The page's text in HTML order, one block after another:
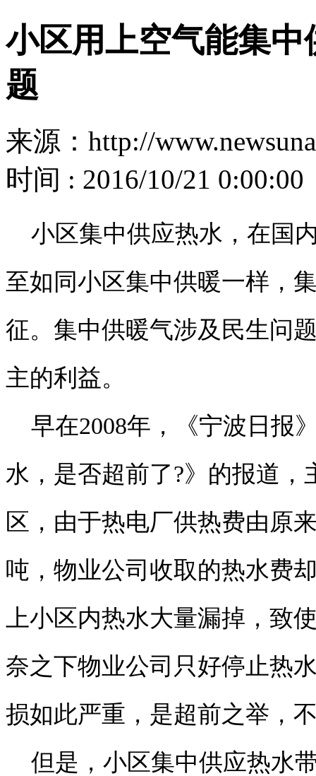
小区用上空气能集
题
来源：http://
时间 : 2016/10/21 0:00:00
小区集中供应热水，在国
至如同小区集中供暖一样，
征。集中供暖气涉及民生问
主的利益。
早在2008年，《宁波日报
水，是否超前了?》的报道
区，由于热电厂供热费由原
吨，物业公司收取的热水费
上小区内热水大量漏掉，致
奈之下物业公司只好停止热
损如此严重，是超前之举，
但是，小区集中供应热水